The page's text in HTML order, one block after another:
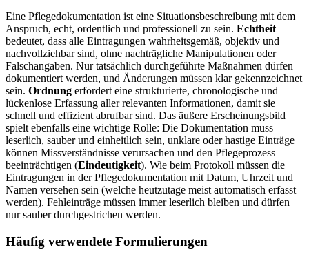
Eine Pflegedokumentation ist eine Situationsbeschreibung mit dem
Anspruch, echt, ordentlich und professionell zu sein. Echtheit
bedeutet, dass alle Eintragungen wahrheitsgemäß, objektiv und
nachvollziehbar sind, ohne nachträgliche Manipulationen oder
Falschangaben. Nur tatsächlich durchgeführte Maßnahmen dürfen
dokumentiert werden, und Änderungen müssen klar gekennzeichnet
sein. Ordnung erfordert eine strukturierte, chronologische und
lückenlose Erfassung aller relevanten Informationen, damit sie
schnell und effizient abrufbar sind. Das äußere Erscheinungsbild
spielt ebenfalls eine wichtige Rolle: Die Dokumentation muss
leserlich, sauber und einheitlich sein, unklare oder hastige Einträge
können Missverständnisse verursachen und den Pflegeprozess
beeinträchtigen (Eindeutigkeit). Wie beim Protokoll müssen die
Eintragungen in der Pflegedokumentation mit Datum, Uhrzeit und
Namen versehen sein (welche heutzutage meist automatisch erfasst
werden). Fehleinträge müssen immer leserlich bleiben und dürfen
nur sauber durchgestrichen werden.
Häufig verwendete Formulierungen